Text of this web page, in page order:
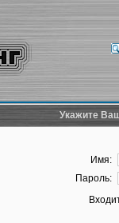
Укажите
Имя:
Пароль: